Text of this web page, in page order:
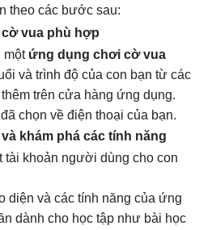
theo các bước sau:
vua phù hợp
một ứng dụng chơi cờ vua
và trình độ của con bạn từ các
trên cửa hàng ứng dụng.
chọn về điện thoại của bạn.
khám phá các tính năng
tài khoản người dùng cho con
diện và các tính năng của ứng
dành cho học tập như bài học